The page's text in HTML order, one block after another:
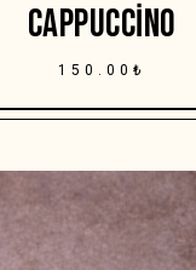
CAPPUCCINO
150.00₺